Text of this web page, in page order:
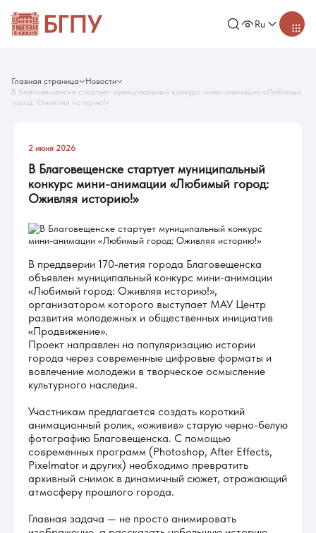
Ru
Главная страница
Новости
В Благовещенске стартует муниципальный конкурс мини-анимации «Любимый
город: Оживляя историю!»
2 июня 2026
В Благовещенске стартует муниципальный
конкурс мини-анимации «Любимый город:
Оживляя историю!»
В преддверии 170-летия города Благовещенска
объявлен муниципальный конкурс мини-анимации
«Любимый город: Оживляя историю!»,
организатором которого выступает МАУ Центр
развития молодежных и общественных инициатив
«Продвижение».
Проект направлен на популяризацию истории
города через современные цифровые форматы и
вовлечение молодежи в творческое осмысление
культурного наследия.
Участникам предлагается создать короткий
анимационный ролик, «оживив» старую черно-белую
фотографию Благовещенска. С помощью
современных программ (Photoshop, After Effects,
Pixelmator и других) необходимо превратить
архивный снимок в динамичный сюжет, отражающий
атмосферу прошлого города.
Главная задача — не просто анимировать